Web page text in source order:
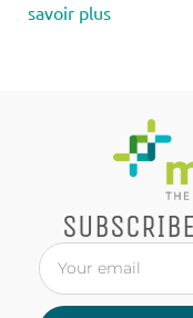
savoir plus